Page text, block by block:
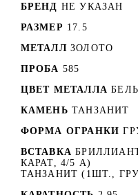
БРЕНД НЕ УКАЗАН
РАЗМЕР 17.5
МЕТАЛЛ ЗОЛОТО
ПРОБА 585
ЦВЕТ МЕТАЛЛА
КАМЕНЬ ТАНЗАНИТ
ФОРМА ОГРАНКИ
ВСТАВКА
КАРАТ, 4/5 А)
ТАНЗАНИТ (1ШТ.,